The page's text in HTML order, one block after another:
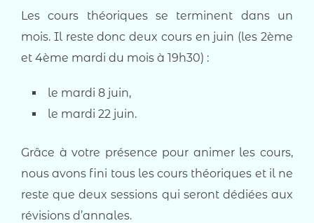
Les cours théoriques se terminent dans un
mois. Il reste donc deux cours en juin (les 2ème
et 4ème mardi du mois à 19h30) :
le mardi 8 juin,
le mardi 22 juin.
Grâce à votre présence pour animer les cours,
nous avons fini tous les cours théoriques et il ne
reste que deux sessions qui seront dédiées aux
révisions d’annales.